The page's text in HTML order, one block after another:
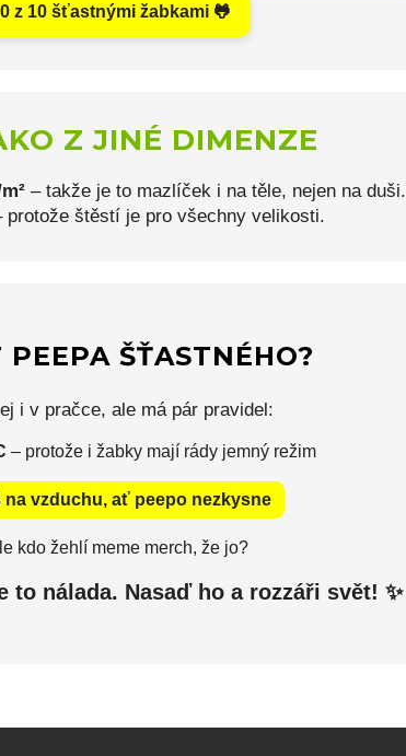
z 10 šťastnými žabkami 🐸
Z JINÉ DIMENZE
– takže je to mazlíček i na těle, nejen na duši.
protože štěstí je pro všechny velikosti.
ŠŤASTNÉHO?
i v pračce, ale má pár pravidel:
– protože i žabky mají rády jemný režim
na vzduchu, ať peepo nezkysne
kdo žehlí meme merch, že jo?
to nálada. Nasaď ho a rozzáři svět! ✨